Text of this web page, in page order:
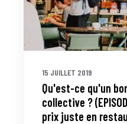
15 JUILLET 2019
Qu'est-ce qu'un
collective ?
prix juste en